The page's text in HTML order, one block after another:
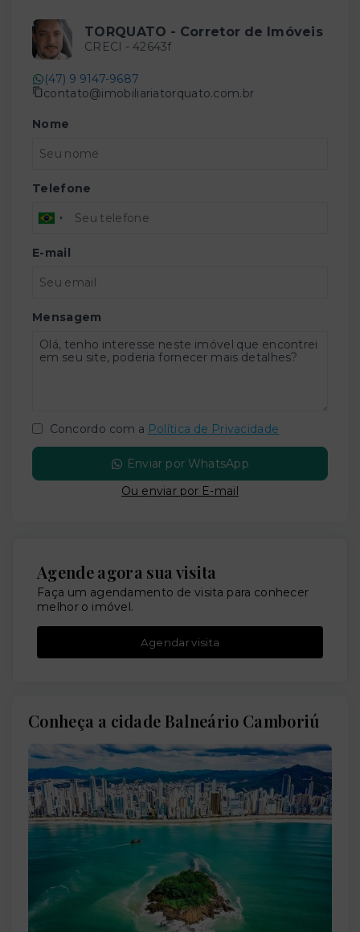
TORQUATO - Corretor de Imóveis
CRECI - 42643f
(47) 9 9147-9687
contato@imobiliariatorquato.com.br
Nome
Telefone
E-mail
Mensagem
Concordo com a Política de Privacidade
Enviar por WhatsApp
Ou enviar por E-mail
Agende agora sua visita
Faça um agendamento de visita para conhecer
melhor o imóvel.
Agendar visita
Conheça a cidade Balneário Camboriú